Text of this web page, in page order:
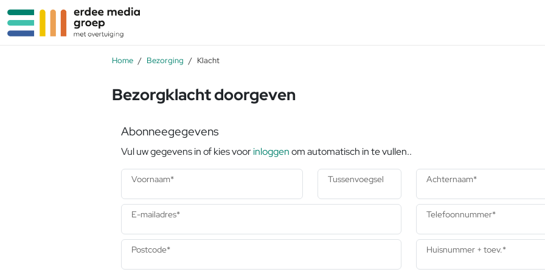
Ga naar de inhoud
Home Bezorging Klacht
Bezorgklacht doorgeven
Abonneegegevens
Vul uw gegevens in of kies voorinloggenom automatisch in te vullen..
Voornaam* Tussenvoegsel Achternaam*
E-mailadres* Telefoonnummer*
Postcode* Huisnummer + toev.*